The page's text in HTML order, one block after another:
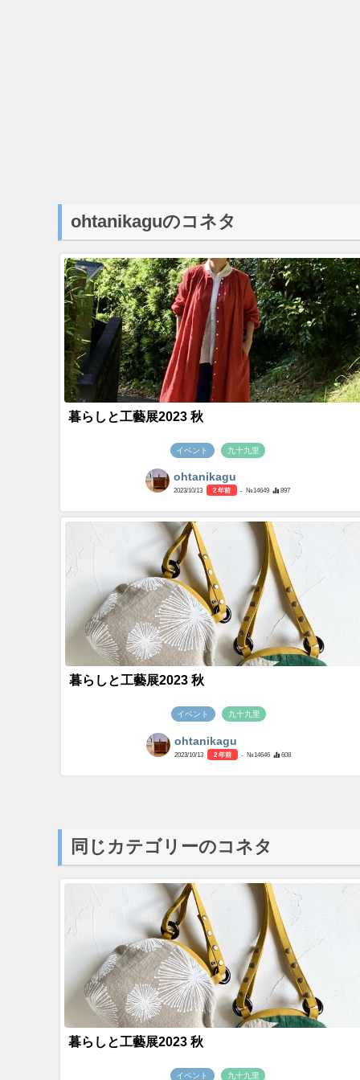
ohtanikaguのコネタ
暮らしと工藝展2023 秋
イベント 九十九里
ohtanikagu
2023/10/13 2 年前 - №14649 897
暮らしと工藝展2023 秋
イベント 九十九里
ohtanikagu
2023/10/13 2 年前 - №14646 608
同じカテゴリーのコネタ
暮らしと工藝展2023 秋
イベント 九十九里